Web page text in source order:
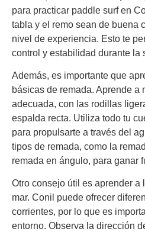
para practicar paddle surf en
tabla y el remo sean de buena
nivel de experiencia. Esto te
control y estabilidad durante la
Además, es importante que
básicas de remada. Aprende a
adecuada, con las rodillas
espalda recta. Utiliza todo tu
para propulsarte a través del
tipos de remada, como la
remada en ángulo, para ganar
Otro consejo útil es aprender a
mar. Conil puede ofrecer
corrientes, por lo que es
entorno. Observa la dirección